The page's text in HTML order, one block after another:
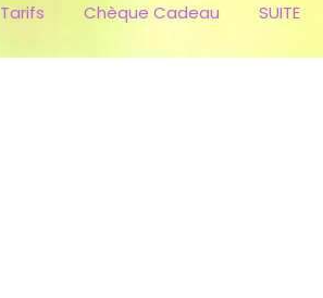
Tarifs Chèque Cadeau SUITE